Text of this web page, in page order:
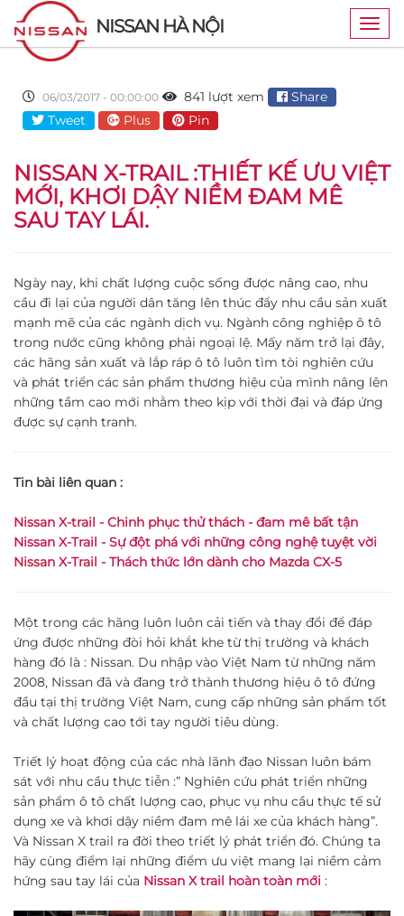
NISSAN HÀ NỘI
06/03/2017 - 00:00:00 841 lượt xem
Share
Tweet
Plus Pin
NISSAN X-TRAIL :THIẾT KẾ ƯU VIỆT
MỚI, KHƠI DẬY NIỀM ĐAM MÊ
SAU TAY LÁI.
Ngày nay, khi chất lượng cuộc sống được nâng cao, nhu
cầu đi lại của người dân tăng lên thúc đẩy nhu cầu sản xuất
mạnh mẽ của các ngành dịch vụ. Ngành công nghiệp ô tô
trong nước cũng không phải ngoại lệ. Mấy năm trở lại đây,
các hãng sản xuất và lắp ráp ô tô luôn tìm tòi nghiên cứu
và phát triển các sản phẩm thương hiệu của mình nâng lên
những tầm cao mới nhằm theo kịp với thời đại và đáp ứng
được sự cạnh tranh.
Tin bài liên quan :
Nissan X-trail - Chinh phục thử thách - đam mê bất tận
Nissan X-Trail - Sự đột phá với những công nghệ tuyệt vời
Nissan X-Trail - Thách thức lớn dành cho Mazda CX-5
Một trong các hãng luôn luôn cải tiến và thay đổi để đáp
ứng được những đòi hỏi khắt khe từ thị trường và khách
hàng đó là : Nissan. Du nhập vào Việt Nam từ những năm
2008, Nissan đã và đang trở thành thương hiệu ô tô đứng
đầu tại thị trường Việt Nam, cung cấp những sản phẩm tốt
và chất lượng cao tới tay người tiêu dùng.
Triết lý hoạt động của các nhà lãnh đạo Nissan luôn bám
sát với nhu cầu thực tiễn :” Nghiên cứu phát triển những
sản phẩm ô tô chất lượng cao, phục vụ nhu cầu thực tế sử
dụng xe và khơi dậy niềm đam mê lái xe của khách hàng”.
Và Nissan X trail ra đời theo triết lý phát triển đó. Chúng ta
hãy cùng điểm lại những điểm ưu việt mang lại niềm cảm
hứng sau tay lái của Nissan X trail hoàn toàn mới :